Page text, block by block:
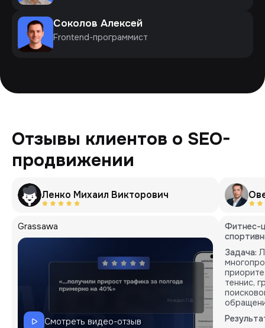
Соколов Алексей
Frontend-программист
Отзывы клиентов о SEO-
продвижении
Ленко Михаил Викторович
Grassawa
Смотреть видео-отзыв
Фитнес-
Задача:
теннис,